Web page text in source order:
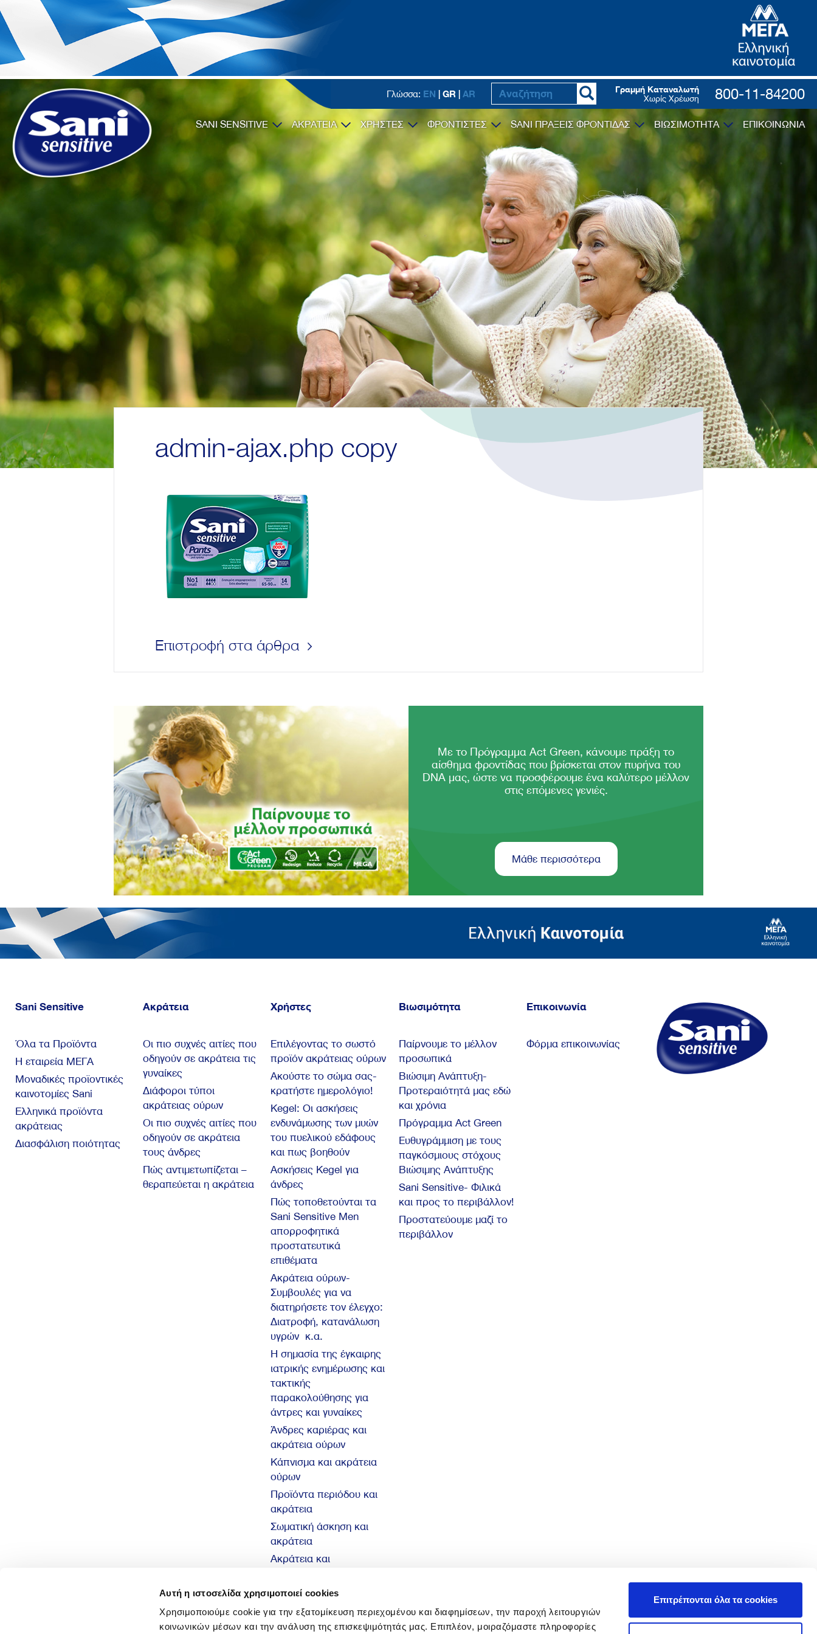
Αυτή η ιστοσελίδα χρησιμοποιεί cookies
Χρησιμοποιούμε cookie για την εξατομίκευση περιεχομένου και διαφημίσεων, την παροχή λειτουργιών
κοινωνικών μέσων και την ανάλυση της επισκεψιμότητάς μας. Επιπλέον, μοιραζόμαστε πληροφορίες
Επιτρέπονται όλα τα cookies
Γλώσσα: EN | GR | AR Γραμμή Καταναλωτή
Χωρίς Χρέωση 800-11-84200
SANI SENSITIVE ΑΚΡΑΤΕΙΑ ΧΡΗΣΤΕΣ ΦΡΟΝΤΙΣΤΕΣ SANI ΠΡΑΞΕΙΣ ΦΡΟΝΤΙΔΑΣ ΒΙΩΣΙΜΟΤΗΤΑ ΕΠΙΚΟΙΝΩΝΙΑ
admin-ajax.php copy
Επιστροφή στα άρθρα
Με το Πρόγραμμα Act Green, κάνουμε πράξη το
αίσθημα φροντίδας που βρίσκεται στον πυρήνα του
DNA μας, ώστε να προσφέρουμε ένα καλύτερο μέλλον
στις επόμενες γενιές.
Μάθε περισσότερα
Sani Sensitive
Όλα τα Προϊόντα
Η εταιρεία ΜΕΓΑ
Μοναδικές προϊοντικές
καινοτομίες Sani
Ελληνικά προϊόντα
ακράτειας
Διασφάλιση ποιότητας
Ακράτεια
Οι πιο συχνές αιτίες που
οδηγούν σε ακράτεια τις
γυναίκες
Διάφοροι τύποι
ακράτειας ούρων
Οι πιο συχνές αιτίες που
οδηγούν σε ακράτεια
τους άνδρες
Πώς αντιμετωπίζεται –
θεραπεύεται η ακράτεια
Χρήστες
Επιλέγοντας το σωστό
προϊόν ακράτειας ούρων
Ακούστε το σώμα σας-
κρατήστε ημερολόγιο!
Kegel: Oι ασκήσεις
ενδυνάμωσης των μυών
του πυελικού εδάφους
και πως βοηθούν
Ασκήσεις Kegel για
άνδρες
Πώς τοποθετούνται τα
Sani Sensitive Men
απορροφητικά
προστατευτικά
επιθέματα
Ακράτεια ούρων-
Συμβουλές για να
διατηρήσετε τον έλεγχο:
Διατροφή, κατανάλωση
υγρών κ.α.
Η σημασία της έγκαιρης
ιατρικής ενημέρωσης και
τακτικής
παρακολούθησης για
άντρες και γυναίκες
Άνδρες καριέρας και
ακράτεια ούρων
Κάπνισμα και ακράτεια
ούρων
Προϊόντα περιόδου και
ακράτεια
Σωματική άσκηση και
ακράτεια
Ακράτεια και
10 βασικά στοιχεία για
την ακράτεια
Βιωσιμότητα
Παίρνουμε το μέλλον
προσωπικά
Βιώσιμη Ανάπτυξη-
Προτεραιότητά μας εδώ
και χρόνια
Πρόγραμμα Act Green
Ευθυγράμμιση με τους
παγκόσμιους στόχους
Βιώσιμης Ανάπτυξης
Sani Sensitive- Φιλικά
και προς το περιβάλλον!
Προστατεύουμε μαζί το
περιβάλλον
Επικοινωνία
Φόρμα επικοινωνίας